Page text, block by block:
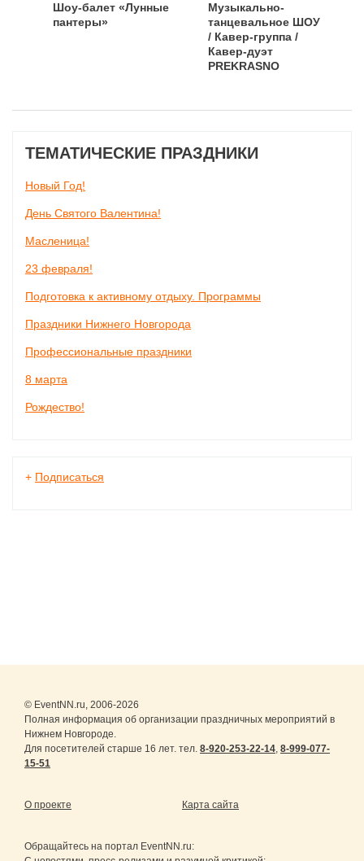
Шоу-балет «Лунные
пантеры»
Музыкально-
танцевальное ШОУ
/ Кавер-группа /
Кавер-дуэт
PREKRASNO
ТЕМАТИЧЕСКИЕ ПРАЗДНИКИ
Новый Год!
День Святого Валентина!
Масленица!
23 февраля!
Подготовка к активному отдыху. Программы
Праздники Нижнего Новгорода
Профессиональные праздники
8 марта
Рождество!
+ Подписаться
© EventNN.ru, 2006-2026
Полная информация об организации праздничных мероприятий в
Нижнем Новгороде.
Для посетителей старше 16 лет. тел. 8-920-253-22-14, 8-999-077-
15-51
О проекте Карта сайта
Обращайтесь на портал EventNN.ru: